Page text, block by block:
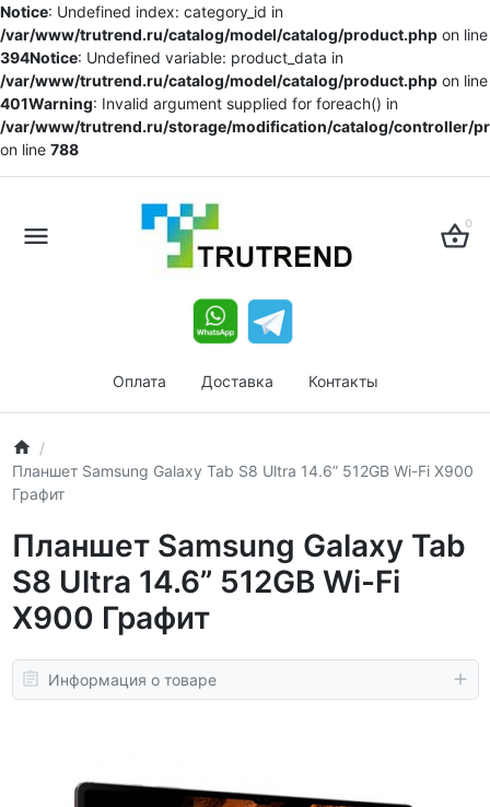
Notice: Undefined index: category_id in
/var/www/trutrend.ru/catalog/model/catalog/product.php on line
394Notice: Undefined variable: product_data in
/var/www/trutrend.ru/catalog/model/catalog/product.php on line
401Warning: Invalid argument supplied for foreach() in
/var/www/trutrend.ru/storage/modification/catalog/controller/
on line 788
0
Оплата Доставка Контакты
Планшет Samsung Galaxy Tab S8 Ultra 14.6” 512GB Wi-Fi X900
Графит
Планшет Samsung Galaxy Tab
S8 Ultra 14.6” 512GB Wi-Fi
X900 Графит
Информация о товаре